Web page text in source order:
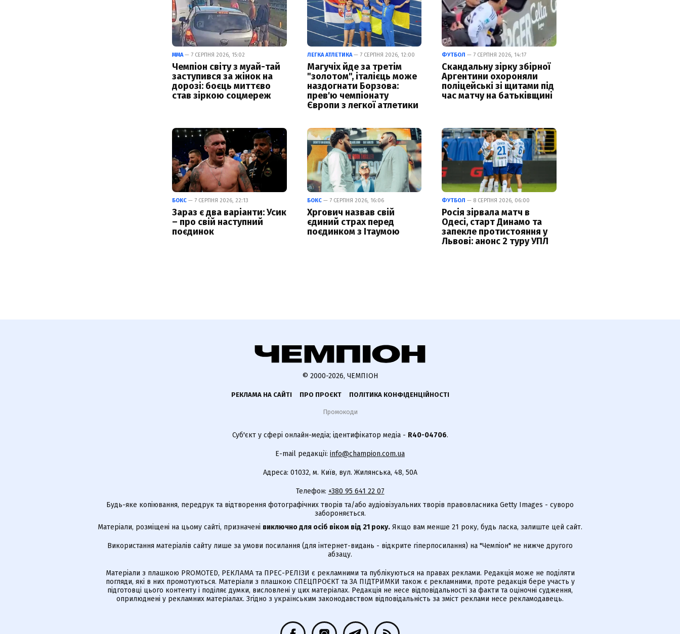
ММА— 7 СЕРПНЯ 2026, 15:02
Чемпіон світу з муай-тай
заступився за жінок на
дорозі: боєць миттєво
став зіркою соцмереж
ЛЕГКА АТЛЕТИКА— 7 СЕРПНЯ 2026, 12:00
Магучіх йде за третім
"золотом", італієць може
наздогнати Борзова:
прев'ю чемпіонату
Європи з легкої атлетики
ФУТБОЛ — 7 СЕРПНЯ 2026, 14:17
Скандальну зірку збірної
Аргентини охороняли
поліцейські зі щитами під
час матчу на батьківщині
БОКС — 7 СЕРПНЯ 2026, 22:13
Зараз є два варіанти: Усик
– про свій наступний
поєдинок
БОКС— 7 СЕРПНЯ 2026, 16:06
Хргович назвав свій
єдиний страх перед
поєдинком з Ітаумою
ФУТБОЛ — 8 СЕРПНЯ 2026, 06:00
Росія зірвала матч в
Одесі, старт Динамо та
запекле протистояння у
Львові: анонс 2 туру УПЛ
© 2000-2026, ЧЕМПІОН
РЕКЛАМА НА САЙТІ ПРО ПРОЄКТ ПОЛІТИКА КОНФІДЕНЦІЙНОСТІ
Промокоди
Суб'єкт у сфері онлайн-медіа; ідентифікатор медіа - R40-04706.
E-mail редакції: info@champion.com.ua
Адреса: 01032, м. Київ, вул. Жилянська, 48, 50А
Телефон: +380 95 641 22 07
Будь-яке копіювання, передрук та відтворення фотографічних творів та/або аудіовізуальних творів правовласника Getty Images - суворо
забороняється.
Матеріали, розміщені на цьому сайті, призначені виключно для осіб віком від 21 року. Якщо вам менше 21 року, будь ласка, залиште цей сайт.
Використання матеріалів сайту лише за умови посилання (для інтернет-видань - відкрите гіперпосилання) на "Чемпіон" не нижче другого
абзацу.
Матеріали з плашкою PROMOTED, РЕКЛАМА та ПРЕС-РЕЛІЗИ є рекламними та публікуються на правах реклами. Редакція може не поділяти
погляди, які в них промотуються. Матеріали з плашкою СПЕЦПРОЄКТ та ЗА ПІДТРИМКИ також є рекламними, проте редакція бере участь у
підготовці цього контенту і поділяє думки, висловлені у цих матеріалах. Редакція не несе відповідальності за факти та оціночні судження,
оприлюднені у рекламних матеріалах. Згідно з українським законодавством відповідальність за зміст реклами несе рекламодавець.